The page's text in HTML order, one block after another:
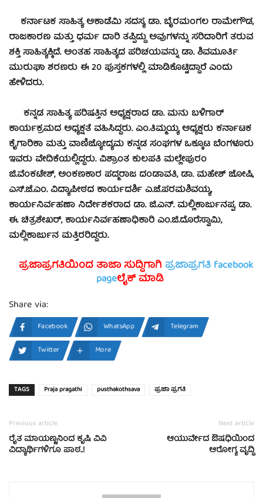
ಕರ್ನಾಟಕ ಸಾಹಿತ್ಯ ಅಕಾಡೆಮಿ ಸದಸ್ಯ ಡಾ. ಬೈರಮಂಗಲ ರಾಮೇಗೌಡ,
ರಾಜಕಾರಣ ಮತ್ತು ಧರ್ಮ ದಾರಿ ತಪ್ಪಿದ್ದು ಅವುಗಳನ್ನು ಸರಿದಾರಿಗೆ ತರುವ
ಶಕ್ತಿ ಸಾಹಿತ್ಯಕ್ಕಿದೆ. ಅಂತಹ ಸಾಹಿತ್ಯದ ಪರಿಚಯವನ್ನು ಡಾ. ಶಿವಮೂರ್ತಿ
ಮುರುಘಾ ಶರಣರು ಈ 20 ಪುಸ್ತಕಗಳಲ್ಲಿ ಮಾಡಿಕೊಟ್ಟಿದ್ದಾರೆ ಎಂದು
ಹೇಳಿದರು.
ಕನ್ನಡ ಸಾಹಿತ್ಯ ಪರಿಷತ್ತಿನ ಅಧ್ಯಕ್ಷರಾದ ಡಾ. ಮನು ಬಳಿಗಾರ್
ಕಾರ್ಯಕ್ರಮದ ಅಧ್ಯಕ್ಷತೆ ವಹಿಸಿದ್ದರು. ಎಂ.ತಿಮ್ಮಯ್ಯ ಅಧ್ಯಕ್ಷರು ಕರ್ನಾಟಕ
ಕೈಗಾರಿಕಾ ಮತ್ತು ವಾಣಿಜ್ಯೋದ್ಯಮ ಕನ್ನಡ ಸಂಘಗಳ ಒಕ್ಕೂಟ ಬೆಂಗಳೂರು
ಇವರು ವೇದಿಕೆಯಲ್ಲಿದ್ದರು. ವಿಶ್ರಾಂತ ಕುಲಪತಿ ಮಲ್ಲೇಪುರಂ
ಜಿ.ವೆಂಕಟೇಶ್, ಅಂಕಣಕಾರ ಪದ್ಮರಾಜ ದಂಡಾವತಿ, ಡಾ. ಮಹೇಶ್ ಜೋಷಿ,
ಎಸ್.ಜೆ.ಎಂ. ವಿದ್ಯಾಪೀಠದ ಕಾರ್ಯದರ್ಶಿ ಎ.ಜೆ.ಪರಮಶಿವಯ್ಯ,
ಕಾರ್ಯನಿರ್ವಹಣಾ ನಿರ್ದೇಶಕರಾದ ಡಾ. ಜಿ.ಎನ್. ಮಲ್ಲಿಕಾರ್ಜುನಪ್ಪ, ಡಾ.
ಈ. ಚಿತ್ರಶೇಖರ್, ಕಾರ್ಯನಿರ್ವಹಣಾಧಿಕಾರಿ ಎಂ.ಜಿ.ದೊರೆಸ್ವಾಮಿ,
ಮಲ್ಲಿಕಾರ್ಜುನ ಮತ್ತಿರರಿದ್ದರು.
ಪ್ರಜಾಪ್ರಗತಿಯಿಂದ ತಾಜಾ ಸುದ್ದಿಗಾಗಿ ಪ್ರಜಾಪ್ರಗತಿ facebook
pageಲೈಕ್ ಮಾಡಿ
Share via:
Facebook WhatsApp
Telegram
Twitter
More
TAGS Praja pragathi pusthakothsava ಪ್ರಜಾ ಪ್ರಗತಿ
Previous article
ರೈತ ಮಾಯಣ್ಣನಿಂದ ಕೃಷಿ ವಿವಿ
ವಿದ್ಯಾರ್ಥಿಗಳಿಗೂ ಪಾಠ..!
Next article
ಆಯುರ್ವೇದ ಔಷಧಿಯಿಂದ
ಆರೋಗ್ಯ ವೃದ್ಧಿ